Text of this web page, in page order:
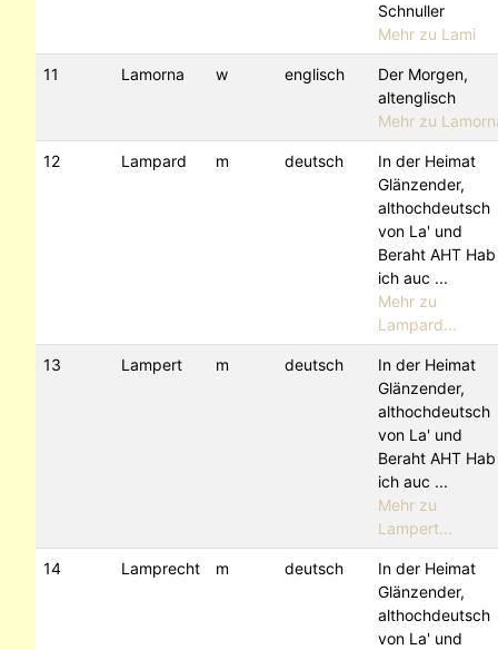
Schnuller
Mehr zu Lami
11 Lamorna w englisch
Der Morgen,
altenglisch
Mehr zu
12 Lampard m deutsch
In der Heimat
Glänzender,
althochdeutsch
von La' und
Beraht AHT Hab
ich auc ...
Mehr zu
Lampard...
13 Lampert m deutsch
In der Heimat
Glänzender,
althochdeutsch
von La' und
Beraht AHT Hab
ich auc ...
Mehr zu
Lampert...
14 Lamprecht m deutsch
In der Heimat
Glänzender,
althochdeutsch
von La' und